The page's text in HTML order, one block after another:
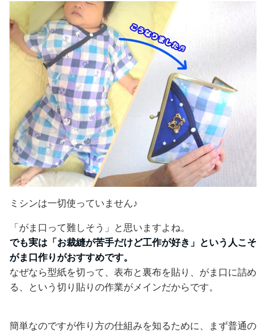
ミシンは一切使っていません♪
「がま口って難しそう」と思いますよね。
でも実は「お裁縫が苦手だけど工作が好き」という人こそ
がま口作りがおすすめです。
なぜなら型紙を切って、表布と裏布を貼り、がま口に詰め
る、という切り貼りの作業がメインだからです。
簡単なのですが作り方の仕組みを知るために、まず普通の